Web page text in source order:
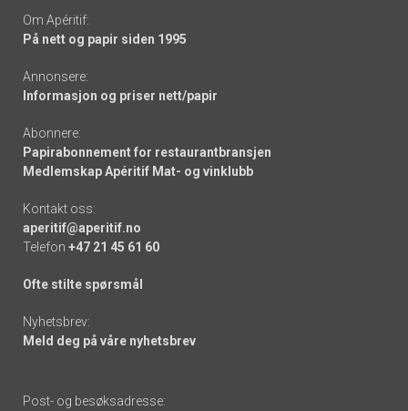
Om Apéritif:
På nett og papir siden 1995
Annonsere:
Informasjon og priser nett/papir
Abonnere:
Papirabonnement for restaurantbransjen
Medlemskap Apéritif Mat- og vinklubb
Kontakt oss:
aperitif@aperitif.no
Telefon +47 21 45 61 60
Ofte stilte spørsmål
Nyhetsbrev:
Meld deg på våre nyhetsbrev
Post- og besøksadresse: